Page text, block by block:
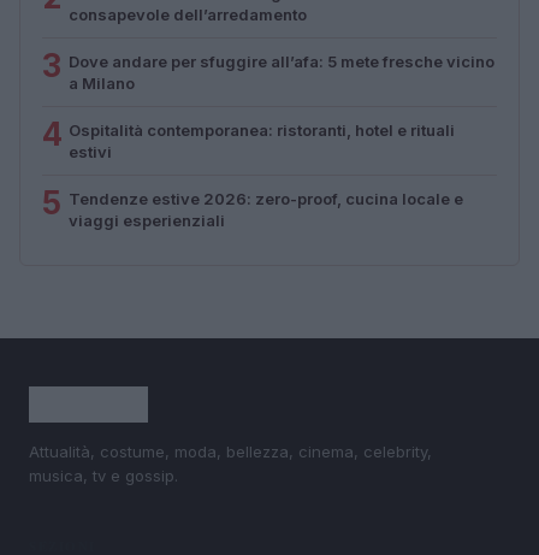
consapevole dell’arredamento
3 Dove andare per sfuggire all’afa: 5 mete fresche vicino
a Milano
4 Ospitalità contemporanea: ristoranti, hotel e rituali
estivi
5 Tendenze estive 2026: zero-proof, cucina locale e
viaggi esperienziali
Attualità, costume, moda, bellezza, cinema, celebrity,
musica, tv e gossip.